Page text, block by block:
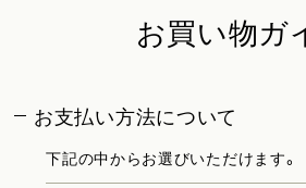
お買い物ガ
お支払い方法について
下記の中からお選びいただけます。